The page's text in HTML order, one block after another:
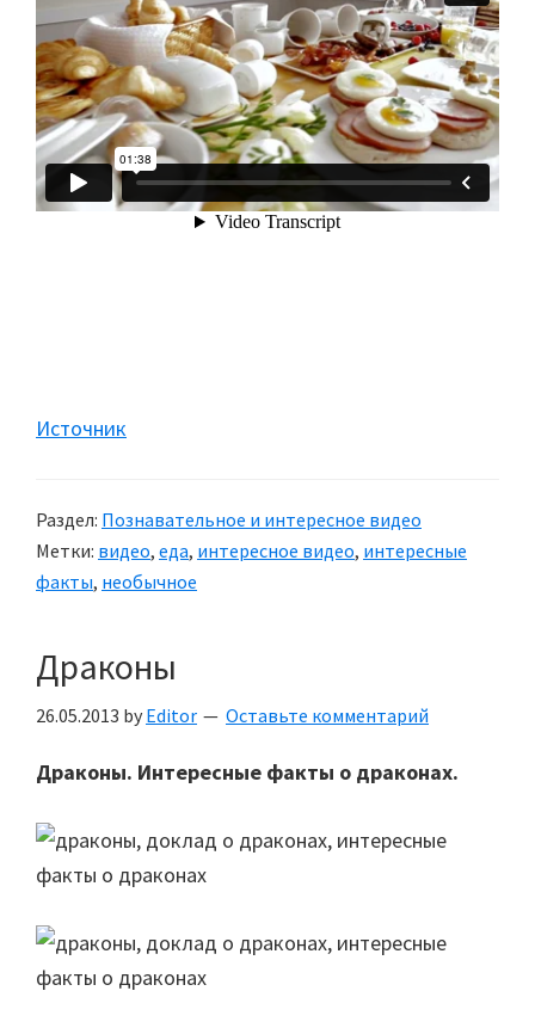
Источник
Раздел: Познавательное и интересное видео
Метки: видео, еда, интересное видео, интересные
факты, необычное
Драконы
26.05.2013 by Editor Оставьте комментарий
Драконы. Интересные факты о драконах.